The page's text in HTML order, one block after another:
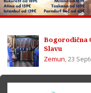
Bogorodična
Slavu
Zemun,23